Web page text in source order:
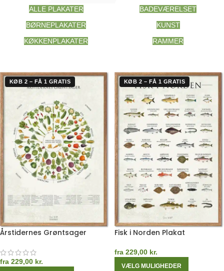
ALLE PLAKATER
BADEVÆRELSET
BØRNEPLAKATER
KUNST
KØKKENPLAKATER
RAMMER
KØB 2 – FÅ 1 GRATIS
Årstidernes Grøntsager
fra 229,00 kr.
KØB 2 – FÅ 1 GRATIS
Fisk i Norden Plakat
fra 229,00 kr.
VÆLG MULIGHEDER